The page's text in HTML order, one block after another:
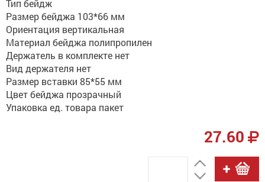
Тип бейдж
Размер бейджа 103*66 мм
Ориентация вертикальная
Материал бейджа полипропилен
Держатель в комплекте нет
Вид держателя нет
Размер вставки 85*55 мм
Цвет бейджа прозрачный
Упаковка ед. товара пакет
27.60